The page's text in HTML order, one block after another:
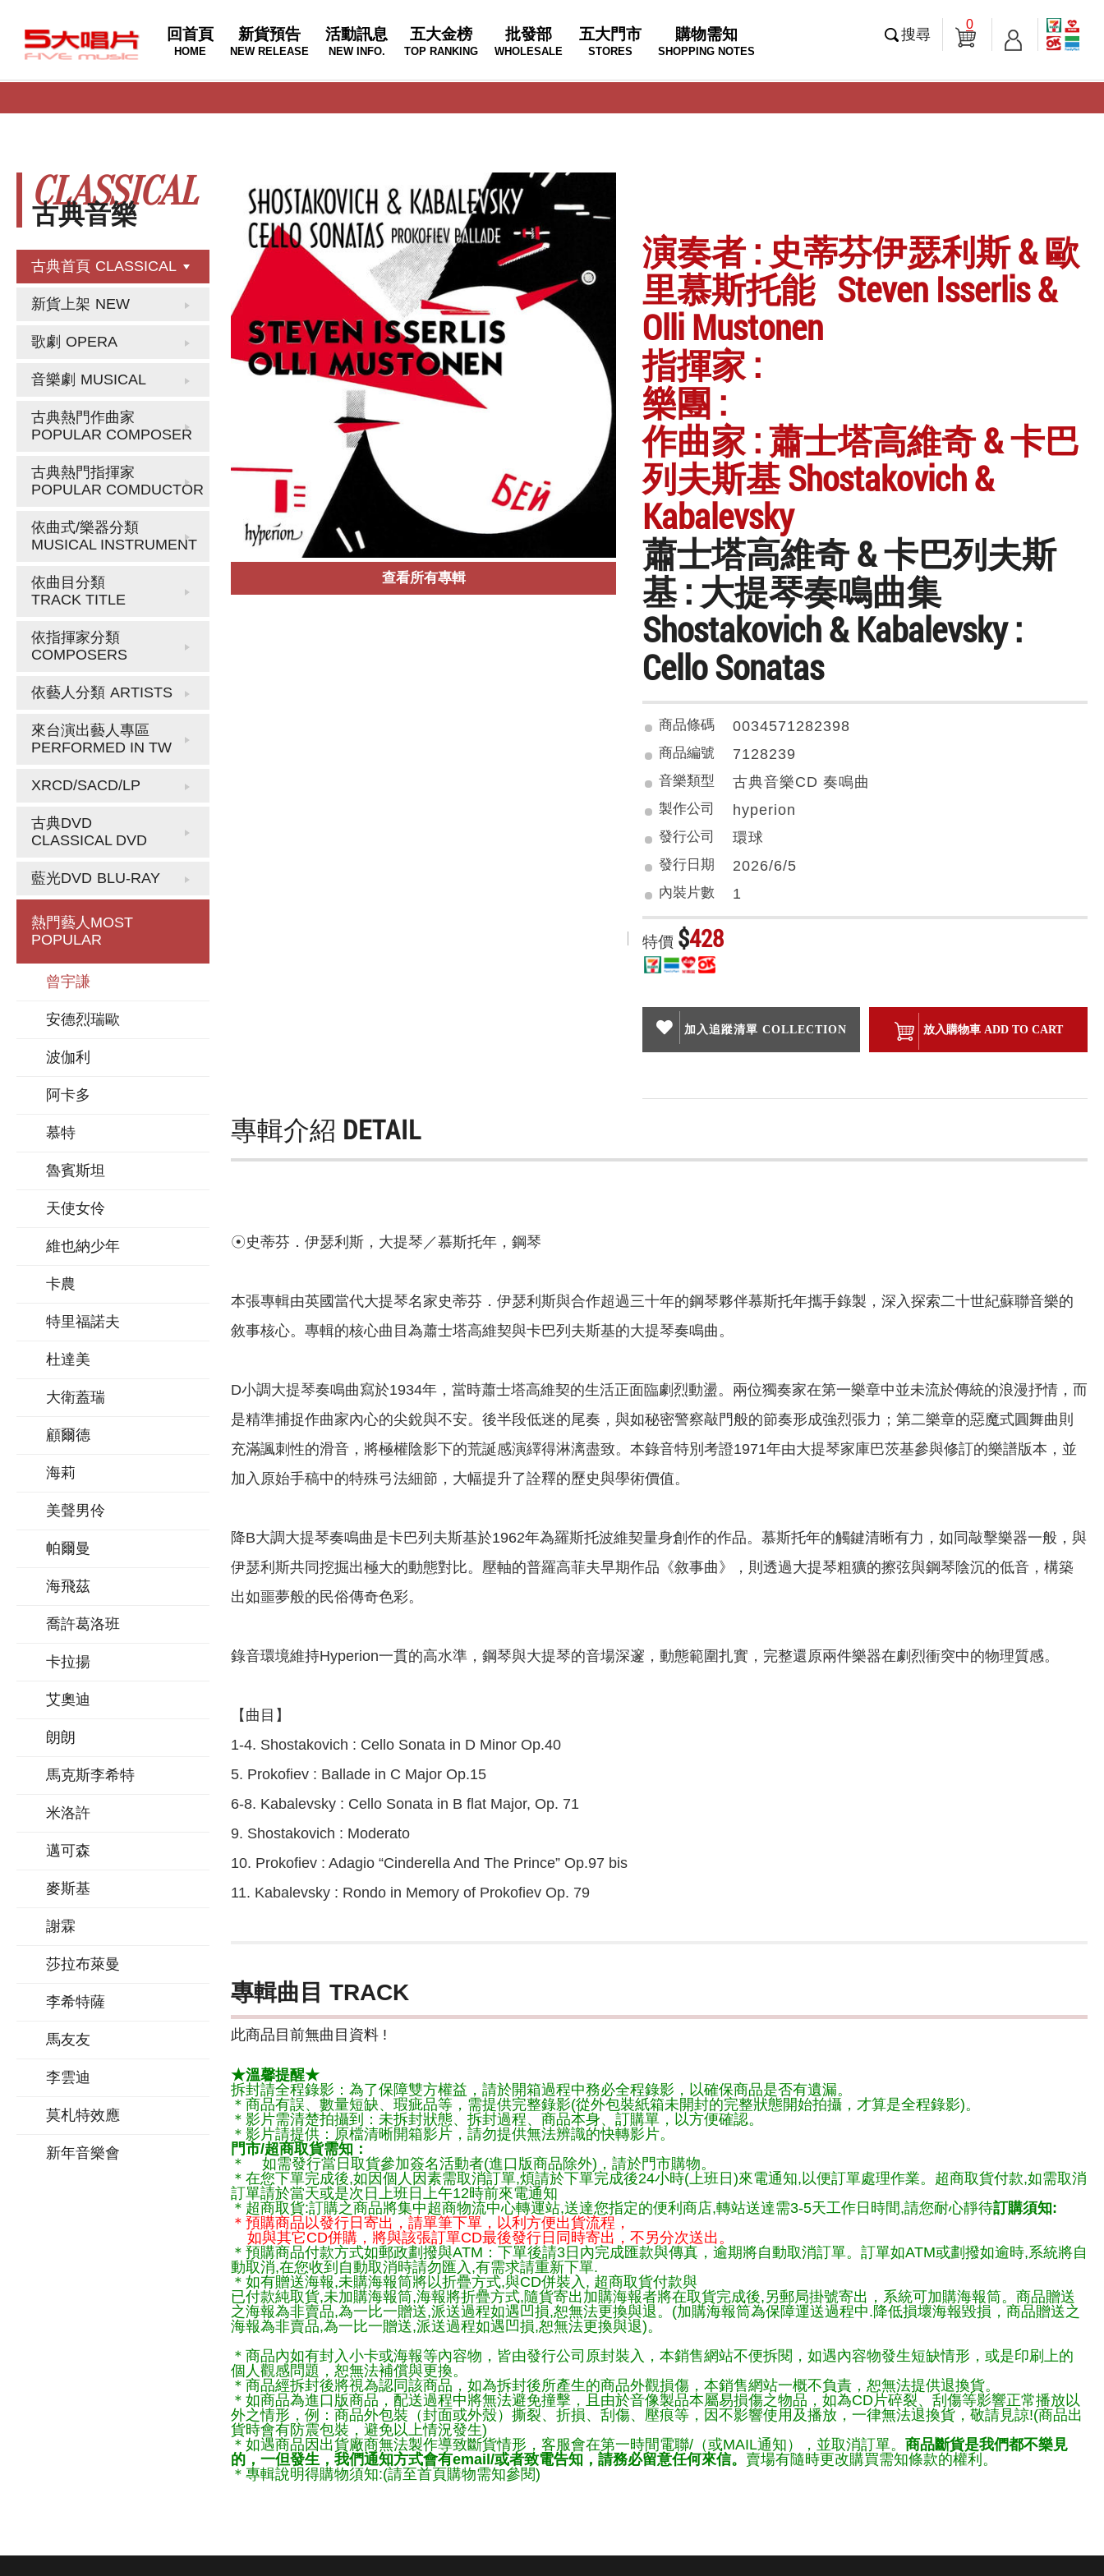
回首頁
HOME
新貨預告
NEW RELEASE
活動訊息
NEW INFO.
五大金榜
TOP RANKING
批發部
WHOLESALE
五大門市
STORES
購物需知
SHOPPING NOTES
搜尋
0
古典音樂
CLASSICAL
古典首頁 CLASSICAL
新貨上架 NEW
歌劇 OPERA
音樂劇 MUSICAL
古典熱門作曲家
POPULAR COMPOSER
古典熱門指揮家
POPULAR COMDUCTOR
依曲式/樂器分類
MUSICAL INSTRUMENT
依曲目分類
TRACK TITLE
依指揮家分類
COMPOSERS
依藝人分類 ARTISTS
來台演出藝人專區
PERFORMED IN TW
XRCD/SACD/LP
古典DVD
CLASSICAL DVD
藍光DVD BLU-RAY
熱門藝人 MOST
POPULAR
曾宇謙
安德烈瑞歐
波伽利
阿卡多
慕特
魯賓斯坦
天使女伶
維也納少年
卡農
特里福諾夫
杜達美
大衛蓋瑞
顧爾德
海莉
美聲男伶
帕爾曼
海飛茲
喬許葛洛班
卡拉揚
艾奧迪
朗朗
馬克斯李希特
米洛許
邁可森
麥斯基
謝霖
莎拉布萊曼
李希特薩
馬友友
李雲迪
莫札特效應
新年音樂會
查看所有專輯
演奏者 : 史蒂芬伊瑟利斯 & 歐
里慕斯托能 Steven Isserlis &
Olli Mustonen
指揮家 :
樂團 :
作曲家 : 蕭士塔高維奇 & 卡巴
列夫斯基 Shostakovich &
Kabalevsky
蕭士塔高維奇 & 卡巴列夫斯
基 : 大提琴奏鳴曲集
Shostakovich & Kabalevsky :
Cello Sonatas
商品條碼 0034571282398
商品編號 7128239
音樂類型 古典音樂CD 奏鳴曲
製作公司 hyperion
發行公司 環球
發行日期 2026/6/5
內裝片數 1
特價 $428
加入追蹤清單 COLLECTION 放入購物車 ADD TO CART
專輯介紹 DETAIL
☉史蒂芬．伊瑟利斯，大提琴／慕斯托年，鋼琴
本張專輯由英國當代大提琴名家史蒂芬．伊瑟利斯與合作超過三十年的鋼琴夥伴慕斯托年攜手錄製，深入探索二十世紀蘇聯音樂的
敘事核心。專輯的核心曲目為蕭士塔高維契與卡巴列夫斯基的大提琴奏鳴曲。
D小調大提琴奏鳴曲寫於1934年，當時蕭士塔高維契的生活正面臨劇烈動盪。兩位獨奏家在第一樂章中並未流於傳統的浪漫抒情，而
是精準捕捉作曲家內心的尖銳與不安。後半段低迷的尾奏，與如秘密警察敲門般的節奏形成強烈張力；第二樂章的惡魔式圓舞曲則
充滿諷刺性的滑音，將極權陰影下的荒誕感演繹得淋漓盡致。本錄音特別考證1971年由大提琴家庫巴茨基參與修訂的樂譜版本，並
加入原始手稿中的特殊弓法細節，大幅提升了詮釋的歷史與學術價值。
降B大調大提琴奏鳴曲是卡巴列夫斯基於1962年為羅斯托波維契量身創作的作品。慕斯托年的觸鍵清晰有力，如同敲擊樂器一般，與
伊瑟利斯共同挖掘出極大的動態對比。壓軸的普羅高菲夫早期作品《敘事曲》，則透過大提琴粗獷的擦弦與鋼琴陰沉的低音，構築
出如噩夢般的民俗傳奇色彩。
錄音環境維持Hyperion一貫的高水準，鋼琴與大提琴的音場深邃，動態範圍扎實，完整還原兩件樂器在劇烈衝突中的物理質感。
【曲目】
1-4. Shostakovich : Cello Sonata in D Minor Op.40
5. Prokofiev : Ballade in C Major Op.15
6-8. Kabalevsky : Cello Sonata in B flat Major, Op. 71
9. Shostakovich : Moderato
10. Prokofiev : Adagio “Cinderella And The Prince” Op.97 bis
11. Kabalevsky : Rondo in Memory of Prokofiev Op. 79
專輯曲目 TRACK
此商品目前無曲目資料 !
★溫馨提醒★
拆封請全程錄影：為了保障雙方權益，請於開箱過程中務必全程錄影，以確保商品是否有遺漏。
＊商品有誤、數量短缺、瑕疵品等，需提供完整錄影(從外包裝紙箱未開封的完整狀態開始拍攝，才算是全程錄影)。
＊影片需清楚拍攝到：未拆封狀態、拆封過程、商品本身、訂購單，以方便確認。
＊影片請提供：原檔清晰開箱影片，請勿提供無法辨識的快轉影片。
門市/超商取貨需知：
＊ 如需發行當日取貨參加簽名活動者(進口版商品除外)，請於門市購物。
＊在您下單完成後,如因個人因素需取消訂單,煩請於下單完成後24小時(上班日)來電通知,以便訂單處理作業。超商取貨付款,如需取消
訂單請於當天或是次日上班日上午12時前來電通知
＊超商取貨:訂購之商品將集中超商物流中心轉運站,送達您指定的便利商店,轉站送達需3-5天工作日時間,請您耐心靜待訂購須知:
＊預購商品以發行日寄出，請單筆下單，以利方便出貨流程，
如與其它CD併購，將與該張訂單CD最後發行日同時寄出，不另分次送出。
＊預購商品付款方式如郵政劃撥與ATM：下單後請3日內完成匯款與傳真，逾期將自動取消訂單。訂單如ATM或劃撥如逾時,系統將自
動取消,在您收到自動取消時請勿匯入,有需求請重新下單.
＊如有贈送海報,未購海報筒將以折疊方式,與CD併裝入, 超商取貨付款與
已付款純取貨,未加購海報筒,海報將折疊方式,隨貨寄出加購海報者將在取貨完成後,另郵局掛號寄出，系統可加購海報筒。商品贈送
之海報為非賣品,為一比一贈送,派送過程如遇凹損,恕無法更換與退。(加購海報筒為保障運送過程中.降低損壞海報毀損，商品贈送之
海報為非賣品,為一比一贈送,派送過程如遇凹損,恕無法更換與退)。
＊商品內如有封入小卡或海報等內容物，皆由發行公司原封裝入，本銷售網站不便拆閱，如遇內容物發生短缺情形，或是印刷上的
個人觀感問題，恕無法補償與更換。
＊商品經拆封後將視為認同該商品，如為拆封後所產生的商品外觀損傷，本銷售網站一概不負責，恕無法提供退換貨。
＊如商品為進口版商品，配送過程中將無法避免撞擊，且由於音像製品本屬易損傷之物品，如為CD片碎裂、刮傷等影響正常播放以
外之情形，例：商品外包裝（封面或外殼）撕裂、折損、刮傷、壓痕等，因不影響使用及播放，一律無法退換貨，敬請見諒!(商品出
貨時會有防震包裝，避免以上情況發生)
＊如遇商品因出貨廠商無法製作導致斷貨情形，客服會在第一時間電聯/（或MAIL通知），並取消訂單。 商品斷貨是我們都不樂見
的，一但發生，我們通知方式會有email/或者致電告知，請務必留意任何來信。 賣場有隨時更改購買需知條款的權利。
＊專輯說明得購物須知:(請至首頁購物需知參閱)